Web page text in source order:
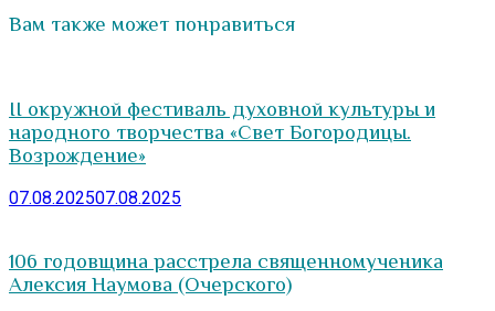
Вам также может понравиться
II окружной фестиваль духовной культуры и
народного творчества «Свет Богородицы.
Возрождение»
07.08.202507.08.2025
106 годовщина расстрела священномученика
Алексия Наумова (Очерского)